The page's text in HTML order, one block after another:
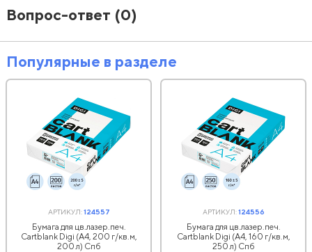
Вопрос-ответ (0)
Популярные в разделе
АРТИКУЛ:124557
Бумага для цв.лазер.печ.
Cartblank Digi (А4, 200 г/кв.м,
200 л) Спб
АРТИКУЛ:124556
Бумага для цв.лазер.печ.
Cartblank Digi (А4, 160 г/кв.м,
250 л) Спб